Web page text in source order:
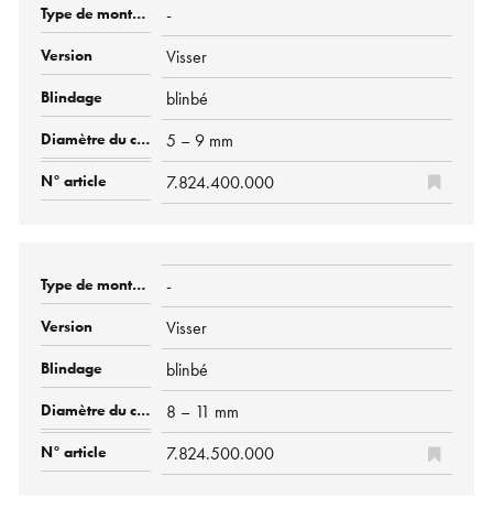
-
Visser
blinbé
5 – 9 mm
7.824.400.000
-
Visser
blinbé
8 – 11 mm
7.824.500.000